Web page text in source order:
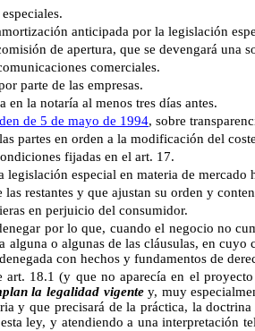
anticipada por la legislación
de apertura, que se devengará una
comerciales.
de las empresas.
la notaría al menos tres días antes.
de 5 de mayo de 1994, sobre
en orden a la modificación del coste
fijadas en el art. 17.
especial en materia de mercado
y que ajustan su orden y
en perjuicio del consumidor.
por lo que, cuando el negocio no
o algunas de las cláusulas, en
con hechos y fundamentos de
18.1 (y que no aparecía en el
la legalidad vigentey, muy
y que precisará de la práctica, la
ley, y atendiendo a una interpretación